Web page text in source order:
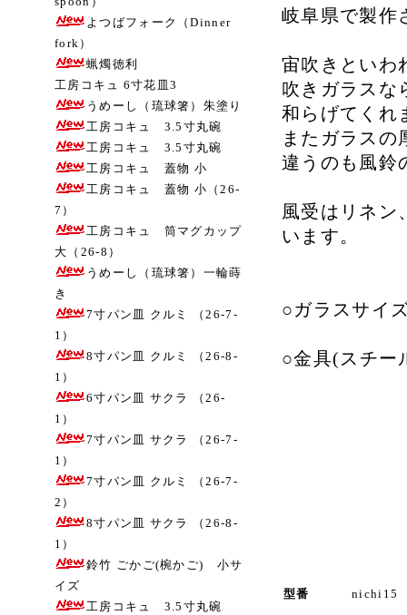
よつばフォーク（Dinner
fork）
蝋燭徳利
工房コキュ 6寸花皿3
うめーし（琉球箸）朱塗り
工房コキュ 3.5寸丸碗
工房コキュ 3.5寸丸碗
工房コキュ 蓋物 小
工房コキュ 蓋物 小（26-
7）
工房コキュ 筒マグカップ
大（26-8）
うめーし（琉球箸）一輪蒔
き
7寸パン皿 クルミ （26-7-
1）
8寸パン皿 クルミ （26-8-
1）
6寸パン皿 サクラ （26-
1）
7寸パン皿 サクラ （26-7-
1）
7寸パン皿 クルミ （26-7-
2）
8寸パン皿 サクラ （26-8-
1）
鈴竹 ごかご(椀かご) 小サ
イズ
工房コキュ 3.5寸丸碗
岐阜県で製作
宙吹きといわ
吹きガラスな
和らげてくれ
またガラスの
違うのも風鈴
風受はリネン
います。
○ガラスサイ
○金具(スチー
型番 nichi15